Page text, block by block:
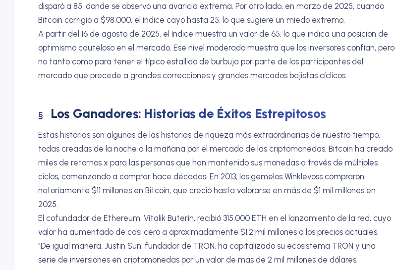
disparó a 85, donde se observó una avaricia extrema. Por otro lado, en marzo de 2025, cuando
Bitcoin corrigió a $98.000, el índice cayó hasta 25, lo que sugiere un miedo extremo.
A partir del 16 de agosto de 2025, el índice muestra un valor de 65, lo que indica una posición de
optimismo cauteloso en el mercado. Ese nivel moderado muestra que los inversores confían, pero
no tanto como para tener el típico estallido de burbuja por parte de los participantes del
mercado que precede a grandes correcciones y grandes mercados bajistas cíclicos.
Los Ganadores: Historias de Éxitos Estrepitosos
Estas historias son algunas de las historias de riqueza más extraordinarias de nuestro tiempo,
todas creadas de la noche a la mañana por el mercado de las criptomonedas. Bitcoin ha creado
miles de retornos x para las personas que han mantenido sus monedas a través de múltiples
ciclos, comenzando a comprar hace décadas. En 2013, los gemelos Winklevoss compraron
notoriamente $11 millones en Bitcoin, que creció hasta valorarse en más de $1 mil millones en
2025.
El cofundador de Ethereum, Vitalik Buterin, recibió 315.000 ETH en el lanzamiento de la red, cuyo
valor ha aumentado de casi cero a aproximadamente $1.2 mil millones a los precios actuales.
"De igual manera, Justin Sun, fundador de TRON, ha capitalizado su ecosistema TRON y una
serie de inversiones en criptomonedas por un valor de más de 2 mil millones de dólares.